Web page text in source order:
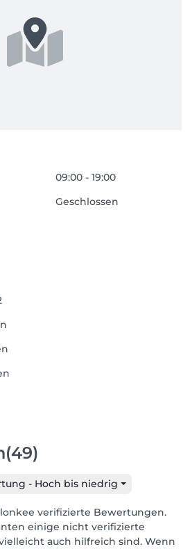
09:00 - 19:00
Geschlossen
(49)
- Hoch bis niedrig
verifizierte Bewertungen.
einige nicht verifizierte
auch hilfreich sind. Wenn